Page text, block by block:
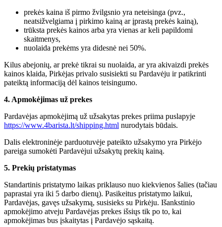
prekės kaina iš pirmo žvilgsnio yra neteisinga (pvz.,
neatsižvelgiama į pirkimo kainą ar įprastą prekės kainą),
trūksta prekės kainos arba yra vienas ar keli papildomi
skaitmenys,
nuolaida prekėms yra didesnė nei 50%.
Kilus abejonių, ar prekė tikrai su nuolaida, ar yra akivaizdi prekės
kainos klaida, Pirkėjas privalo susisiekti su Pardavėju ir patikrinti
pateiktą informaciją dėl kainos teisingumo.
4. Apmokėjimas už prekes
Pardavėjas apmokėjimą už užsakytas prekes priima puslapyje
https://www.4barista.lt/shipping.html nurodytais būdais.
Dalis elektroninėje parduotuvėje pateikto užsakymo yra Pirkėjo
pareiga sumokėti Pardavėjui užsakytų prekių kainą.
5. Prekių pristatymas
Standartinis pristatymo laikas priklauso nuo kiekvienos šalies (tačiau
paprastai yra iki 5 darbo dienų). Pasikeitus pristatymo laikui,
Pardavėjas, gavęs užsakymą, susisieks su Pirkėju. Išankstinio
apmokėjimo atveju Pardavėjas prekes išsiųs tik po to, kai
apmokėjimas bus įskaitytas į Pardavėjo sąskaitą.